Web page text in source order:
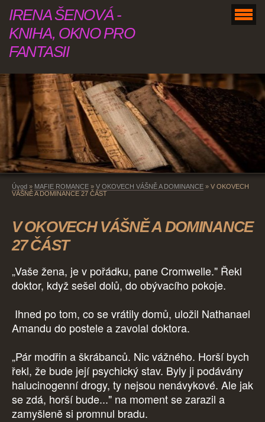
IRENA ŠENOVÁ -
KNIHA, OKNO PRO
FANTASII
Úvod » MAFIE ROMANCE » V OKOVECH VÁŠNĚ A DOMINANCE » V OKOVECH
VÁŠNĚ A DOMINANCE 27 ČÁST
V OKOVECH VÁŠNĚ A DOMINANCE
27 ČÁST
„Vaše žena, je v pořádku, pane Cromwelle." Řekl
doktor, když sešel dolů, do obývacího pokoje.
Ihned po tom, co se vrátily domů, uložil Nathanael
Amandu do postele a zavolal doktora.
„Pár modřin a škrábanců. Nic vážného. Horší bych
řekl, že bude její psychický stav. Byly ji podávány
halucinogenní drogy, ty nejsou nenávykové. Ale jak
se zdá, horší bude..." na moment se zarazil a
zamyšleně si promnul bradu.